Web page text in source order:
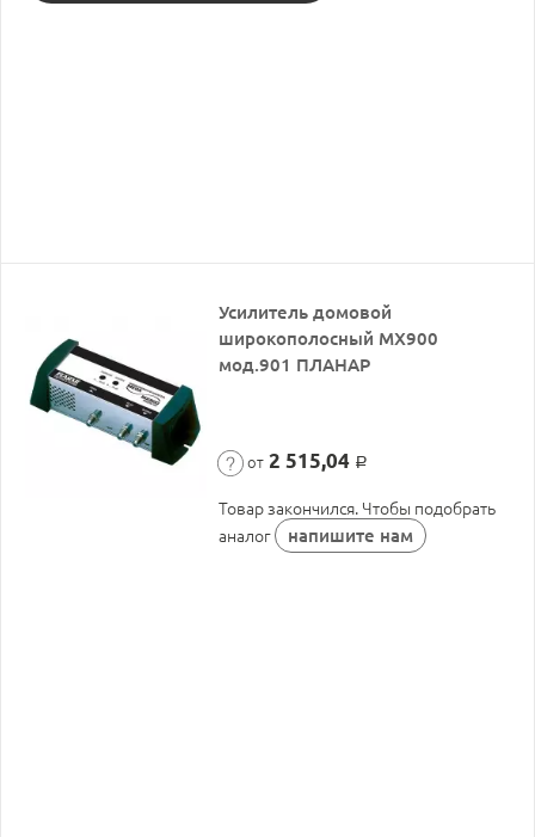
Усилитель домовой
широкополосный МХ900
мод.901 ПЛАНАР
от 2 515,04 Р
Товар закончился. Чтобы подобрать
аналог
напишите нам